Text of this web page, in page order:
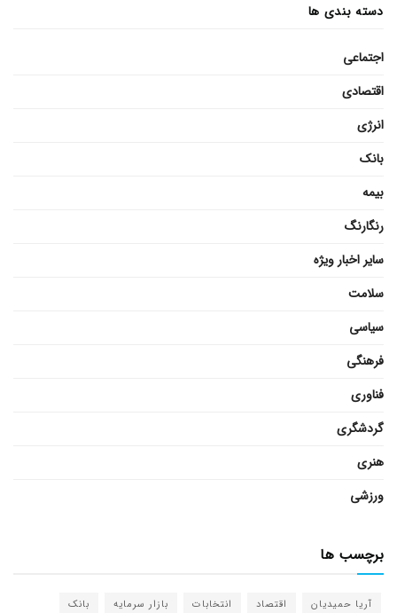
دسته بندی ها
اجتماعی
اقتصادی
انرژی
بانک
بیمه
رنگارنگ
سایر اخبار ویژه
سلامت
سیاسی
فرهنگی
فناوری
گردشگری
هنری
ورزشی
برچسب ها
آریا حمیدیان اقتصاد انتخابات بازار سرمایه
بانک